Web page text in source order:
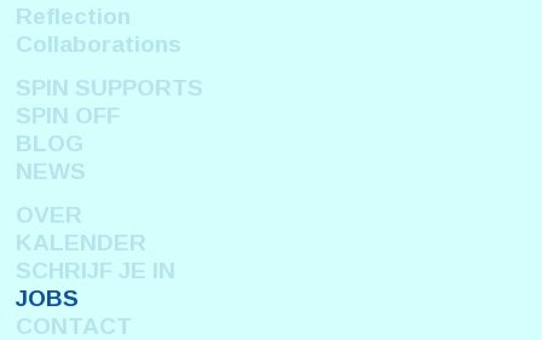
Reflection
Collaborations
SPIN SUPPORTS
SPIN OFF
BLOG
NEWS
OVER
KALENDER
SCHRIJF JE IN
JOBS
CONTACT